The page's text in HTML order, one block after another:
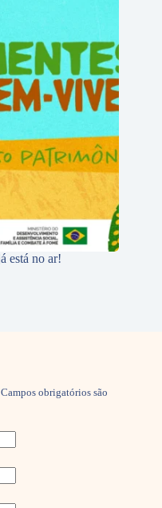
está no ar!
Campos obrigatórios são